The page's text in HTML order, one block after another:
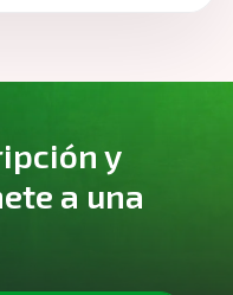
y
a una